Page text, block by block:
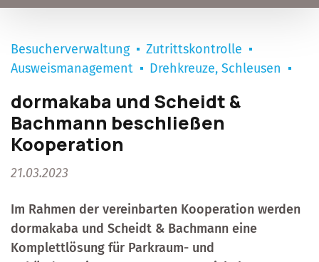
Besucherverwaltung
Zutrittskontrolle
Ausweismanagement
Drehkreuze, Schleusen
dormakaba und Scheidt &
Bachmann beschließen
Kooperation
21.03.2023
Im Rahmen der vereinbarten Kooperation werden
dormakaba und Scheidt & Bachmann eine
Komplettlösung für Parkraum- und